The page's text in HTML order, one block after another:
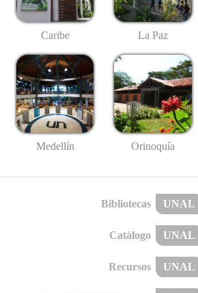
Caribe La Paz
Medellín Orinoquía
Bibliotecas UNAL
Catálogo UNAL
Recursos UNAL